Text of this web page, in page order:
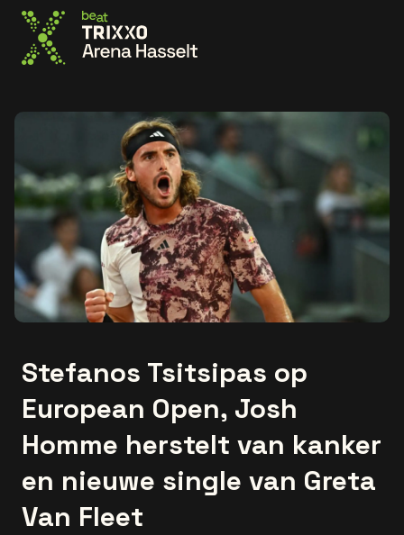
Stefanos Tsitsipas op
European Open, Josh
Homme herstelt van kanker
en nieuwe single van Greta
Van Fleet